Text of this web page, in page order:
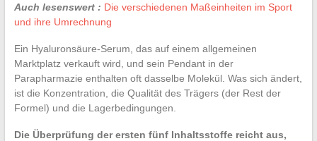
Auch lesenswert : Die verschiedenen Maßeinheiten im Sport
und ihre Umrechnung
Ein Hyaluronsäure-Serum, das auf einem allgemeinen
Marktplatz verkauft wird, und sein Pendant in der
Parapharmazie enthalten oft dasselbe Molekül. Was sich ändert,
ist die Konzentration, die Qualität des Trägers (der Rest der
Formel) und die Lagerbedingungen.
Die Überprüfung der ersten fünf Inhaltsstoffe reicht aus,